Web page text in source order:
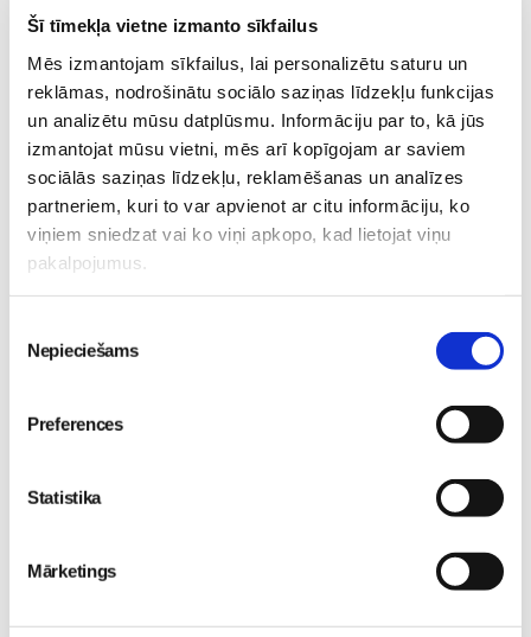
Šī tīmekļa vietne izmanto sīkfailus
Mēs izmantojam sīkfailus, lai personalizētu saturu un
reklāmas, nodrošinātu sociālo saziņas līdzekļu funkcijas
un analizētu mūsu datplūsmu. Informāciju par to, kā jūs
izmantojat mūsu vietni, mēs arī kopīgojam ar saviem
sociālās saziņas līdzekļu, reklamēšanas un analīzes
partneriem, kuri to var apvienot ar citu informāciju, ko
viņiem sniedzat vai ko viņi apkopo, kad lietojat viņu
pakalpojumus.
izvēle
Nepieciešams
Preferences
Statistika
Mārketings
gadus.Sūdzību nav,izņemot biju sapriecājusies,ka
pirmos 1,6 gadus nebija vispār m/r, bet tad atgriezās.Ir
vieglas,nav ilgas tā kā kopumā esmu
apmierināta.Ņemot vērā,ka man izvēle neliela.
lauvinja
jāizvēlas čakarēt savu organismu ar hormoniem vai
lietot prezervatīvus, es izvēlos pēdējos.
nepiedāvā alternatīvu, nav vērā ņemami. Vienmēr
vasektomiju. Varēs brīvi baudīt seksu bez
Tiesa tikai retais vīrietis uz to parakstās, jo ko gan
iespringt, ja sieviete ir gatava bendēt savu organizmu ar